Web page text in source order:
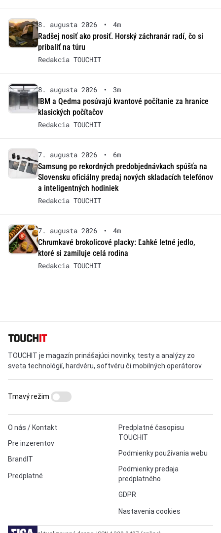
8. augusta 2026 •
4m
Radšej nosiť ako prosiť. Horský záchranár radí, čo si
pribaliť na túru
Redakcia TOUCHIT
8. augusta 2026 •
3m
IBM a Qedma posúvajú kvantové počítanie za hranice
klasických počítačov
Redakcia TOUCHIT
7. augusta 2026 •
6m
Samsung po rekordných predobjednávkach spúšťa na
Slovensku oficiálny predaj nových skladacích telefónov
a inteligentných hodiniek
Redakcia TOUCHIT
7. augusta 2026 •
4m
Chrumkavé brokolicové placky: Ľahké letné jedlo,
ktoré si zamiluje celá rodina
Redakcia TOUCHIT
TOUCHIT je magazín prinášajúci novinky, testy a analýzy zo
sveta technológií, hardvéru, softvéru či mobilných operátorov.
O nás / Kontakt
Pre inzerentov
BrandIT
Predplatné
Predplatné časopisu
TOUCHIT
Podmienky používania webu
Podmienky predaja
predplatného
GDPR
Nastavenia cookies
Tmavý režim